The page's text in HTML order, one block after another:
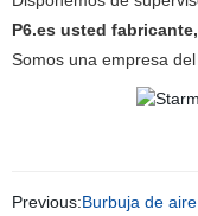
P6.es usted
Somos una empresa
Previous:Burbuja de